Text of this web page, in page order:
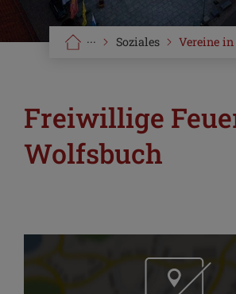
Vereine
Soziales
···
Freiwillige
Wolfsbuch